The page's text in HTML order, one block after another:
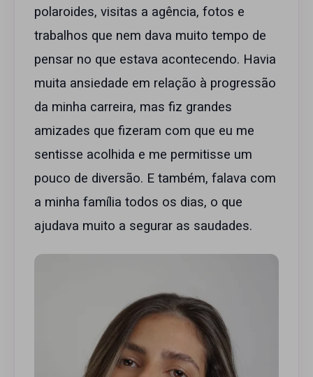
polaroides, visitas a agência, fotos e
trabalhos que nem dava muito tempo de
pensar no que estava acontecendo. Havia
muita ansiedade em relação à progressão
da minha carreira, mas fiz grandes
amizades que fizeram com que eu me
sentisse acolhida e me permitisse um
pouco de diversão. E também, falava com
a minha família todos os dias, o que
ajudava muito a segurar as saudades.